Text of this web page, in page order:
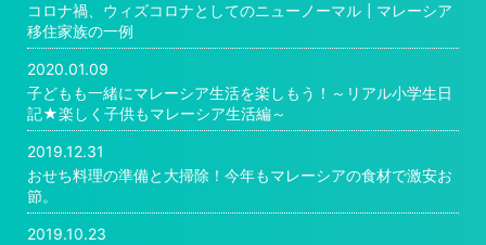
コロナ禍、ウィズコロナとしてのニューノーマル┃マレーシア
移住家族の一例
2020.01.09
子どもも一緒にマレーシア生活を楽しもう！～リアル小学生日
記★楽しく子供もマレーシア生活編～
2019.12.31
おせち料理の準備と大掃除！今年もマレーシアの食材で激安お
節。
2019.10.23